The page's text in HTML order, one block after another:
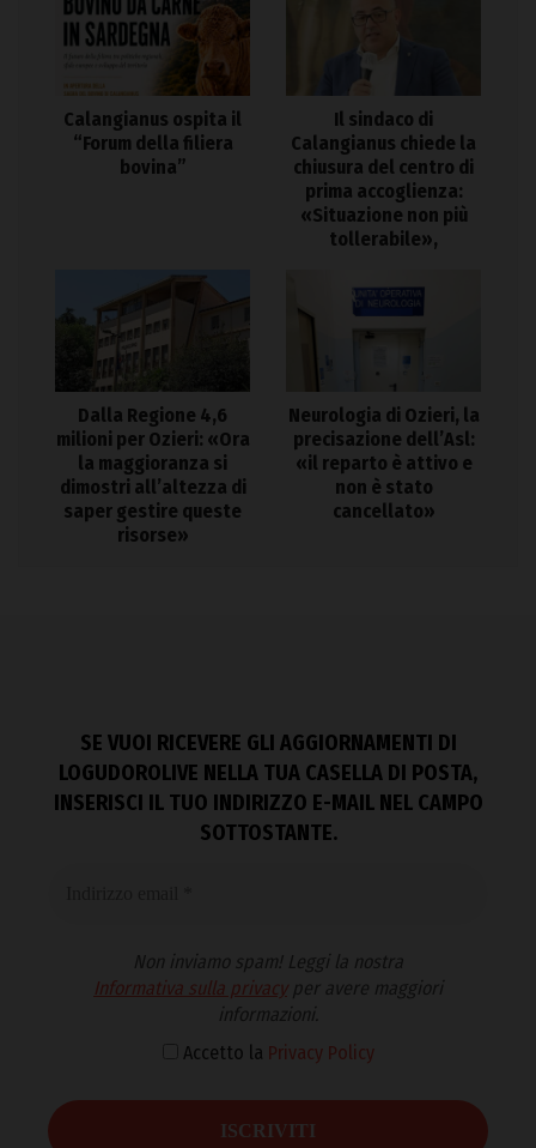
Calangianus ospita il
“Forum della filiera
bovina”
Il sindaco di
Calangianus chiede la
chiusura del centro di
prima accoglienza:
«Situazione non più
tollerabile»,
Dalla Regione 4,6
milioni per Ozieri: «Ora
la maggioranza si
dimostri all’altezza di
saper gestire queste
risorse»
Neurologia di Ozieri, la
precisazione dell’Asl:
«il reparto è attivo e
non è stato
cancellato»
SE VUOI RICEVERE GLI AGGIORNAMENTI DI
LOGUDOROLIVE NELLA TUA CASELLA DI POSTA,
INSERISCI IL TUO INDIRIZZO E-MAIL NEL CAMPO
SOTTOSTANTE.
Non inviamo spam! Leggi la nostra
Informativa sulla privacyper avere maggiori
informazioni.
Accetto la Privacy Policy